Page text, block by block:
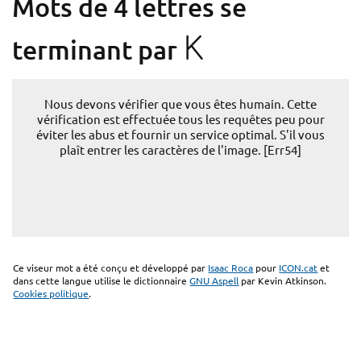
Mots de 4 lettres se
terminant par K
Nous devons vérifier que vous êtes humain. Cette
vérification est effectuée tous les requêtes peu pour
éviter les abus et fournir un service optimal. S'il vous
plaît entrer les caractères de l'image. [Err54]
Ce viseur mot a été conçu et développé par Isaac Roca pour ICON.catet
dans cette langue utilise le dictionnaireGNU Aspell par Kevin Atkinson.
Cookies politique.